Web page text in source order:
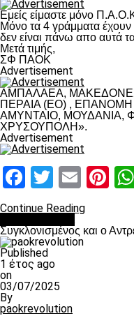
Εμείς είμαστε μόνο
Μόνο τα 4 γράμματα
δεν είναι πάνω απο αυτά
Μετά τιμής,
ΣΦ ΠΑΟΚ
Advertisement
ΑΜΠΑΛΑΕΑ,
ΠΕΡΑΙΑ (ΕΟ) , ΕΠΑΝΟΜΗ
ΑΜΥΝΤΑΙΟ, ΜΟΥΔΑΝΙΑ,
ΧΡΥΣΟΥΠΟΛΗ».
Advertisement
Facebook
Twitter
Email
Continue Reading
Συγκλονισμένος και ο
Published
1 έτος ago
on
03/07/2025
By
paokrevolution